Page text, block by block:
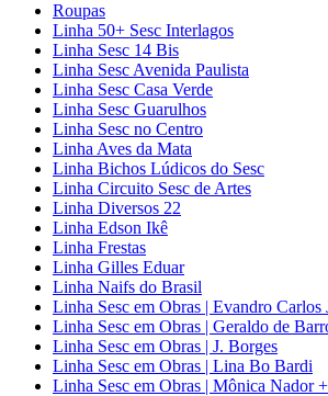
Roupas
Linha 50+ Sesc Interlagos
Linha Sesc 14 Bis
Linha Sesc Avenida Paulista
Linha Sesc Casa Verde
Linha Sesc Guarulhos
Linha Sesc no Centro
Linha Aves da Mata
Linha Bichos Lúdicos do Sesc
Linha Circuito Sesc de Artes
Linha Diversos 22
Linha Edson Ikê
Linha Frestas
Linha Gilles Eduar
Linha Naifs do Brasil
Linha Sesc em Obras | Evandro Carlos
Linha Sesc em Obras | Geraldo de
Linha Sesc em Obras | J. Borges
Linha Sesc em Obras | Lina Bo Bardi
Linha Sesc em Obras | Mônica Nador